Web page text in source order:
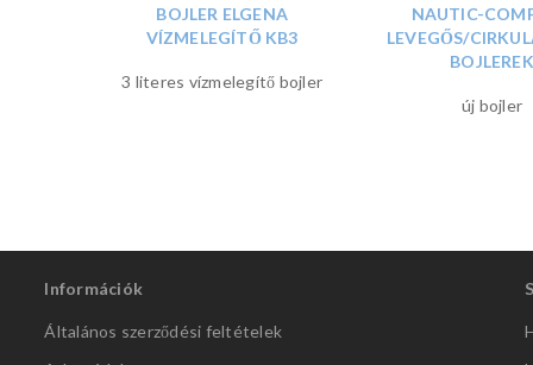
BOJLER ELGENA
VÍZMELEGÍTŐ KB3
3 literes vízmelegítő bojler
NAUTIC-
LEVEGŐS/
BOJLEREK
új bojler
Információk
Általános szerződési feltételek